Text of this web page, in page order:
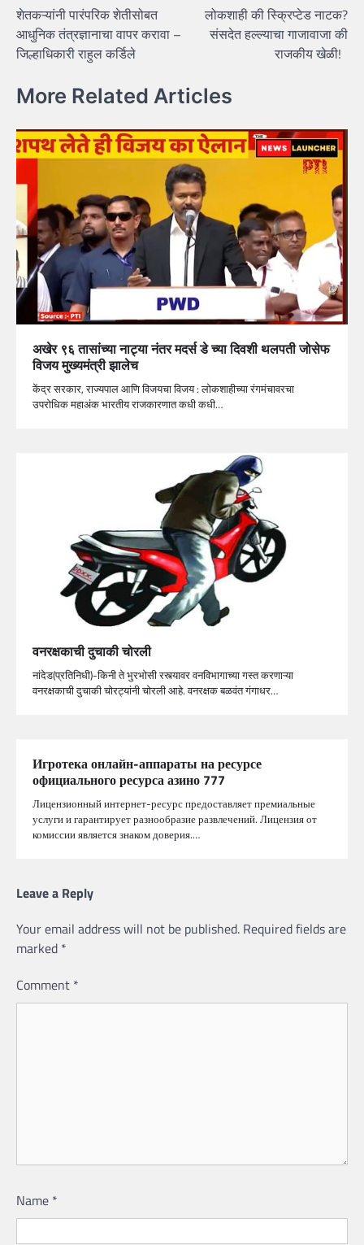
navigation
शेतकऱ्यांनी पारंपरिक शेतीसोबत
आधुनिक तंत्रज्ञानाचा वापर करावा –
जिल्हाधिकारी राहुल कर्डिले
लोकशाही की स्क्रिप्टेड नाटक?
संसदेत हल्ल्याचा गाजावाजा की
राजकीय खेळी!
More Related Articles
अखेर ९६ तासांच्या नाट्या नंतर मदर्स डे च्या दिवशी थलपती जोसेफ
विजय मुख्यमंत्री झालेच
केंद्र सरकार, राज्यपाल आणि विजयचा विजय : लोकशाहीच्या रंगमंचावरचा
उपरोधिक महाअंक भारतीय राजकारणात कधी कधी…
वनरक्षकाची दुचाकी चोरली
नांदेड(प्रतिनिधी)-किनी ते भुरभोसी रस्त्यावर वनविभागाच्या गस्त करणाऱ्या
वनरक्षकाची दुचाकी चोरट्यांनी चोरली आहे. वनरक्षक बळवंत गंगाधर…
Игротека онлайн-аппараты на ресурсе
официального ресурса азино 777
Лицензионный интернет-ресурс предоставляет премиальные
услуги и гарантирует разнообразие развлечений. Лицензия от
комиссии является знаком доверия.…
Leave a Reply
Your email address will not be published. Required fields are
marked *
Comment *
Name *